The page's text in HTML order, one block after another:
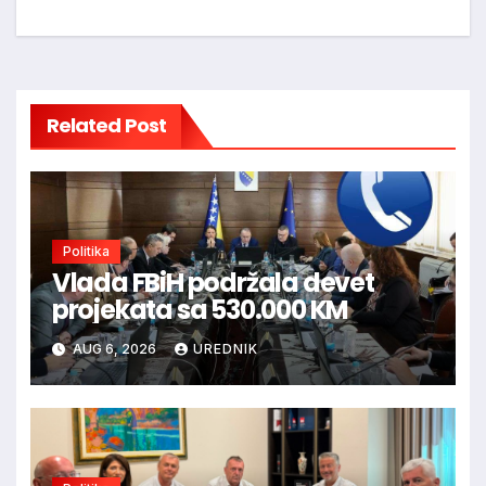
Related Post
Politika
Vlada FBiH podržala devet
projekata sa 530.000 KM
AUG 6, 2026 UREDNIK